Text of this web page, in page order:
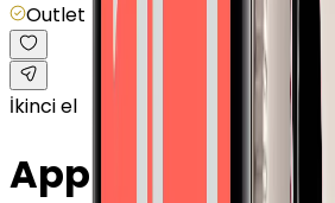
Outlet
İkinci el
Apple Watch